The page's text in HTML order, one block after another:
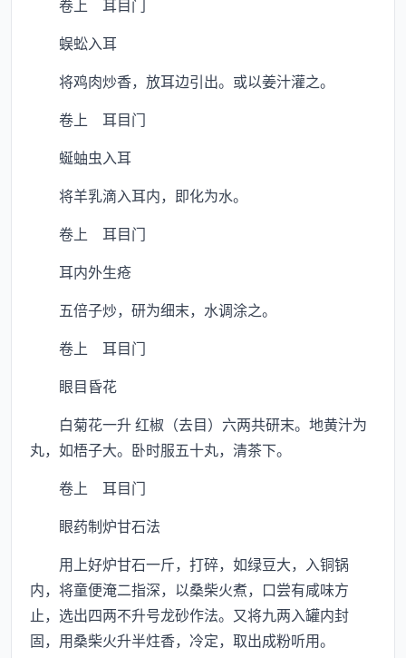
卷上 耳目门
蜈蚣入耳
将鸡肉炒香，放耳边引出。或以姜汁灌之。
卷上 耳目门
蜒蚰虫入耳
将羊乳滴入耳内，即化为水。
卷上 耳目门
耳内外生疮
五倍子炒，研为细末，水调涂之。
卷上 耳目门
眼目昏花
白菊花一升 红椒（去目）六两共研末。地黄汁为
丸，如梧子大。卧时服五十丸，清茶下。
卷上 耳目门
眼药制炉甘石法
用上好炉甘石一斤，打碎，如绿豆大，入铜锅
内，将童便淹二指深，以桑柴火煮，口尝有咸味方
止，选出四两不升号龙砂作法。又将九两入罐内封
固，用桑柴火升半炷香，冷定，取出成粉听用。